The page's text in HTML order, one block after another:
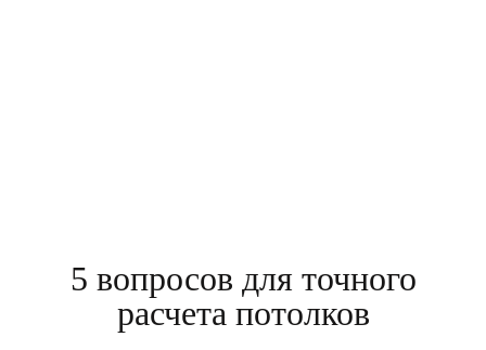
5 вопросов для точного
расчета потолков